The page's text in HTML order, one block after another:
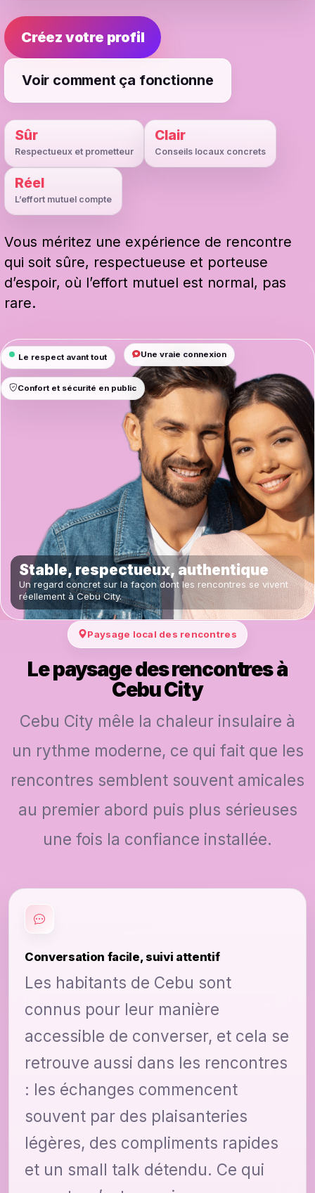
Créez votre profil
Voir comment ça fonctionne
Sûr
Respectueux et prometteur
Clair
Conseils locaux concrets
Réel
L’effort mutuel compte
Vous méritez une expérience de rencontre
qui soit sûre, respectueuse et porteuse
d’espoir, où l’effort mutuel est normal, pas
rare.
Le respect avant tout Une vraie connexion
Confort et sécurité en public
Stable, respectueux, authentique
Un regard concret sur la façon dont les rencontres se vivent
réellement à Cebu City.
Paysage local des rencontres
Le paysage des rencontres à
Cebu City
Cebu City mêle la chaleur insulaire à
un rythme moderne, ce qui fait que les
rencontres semblent souvent amicales
au premier abord puis plus sérieuses
une fois la confiance installée.
Conversation facile, suivi attentif
Les habitants de Cebu sont
connus pour leur manière
accessible de converser, et cela se
retrouve aussi dans les rencontres
: les échanges commencent
souvent par des plaisanteries
légères, des compliments rapides
et un small talk détendu. Ce qui